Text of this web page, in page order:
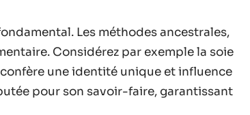
Les méthodes ancestrales,
Considérez par exemple la soie
confère une identité unique et influence
pour son savoir-faire, garantissant